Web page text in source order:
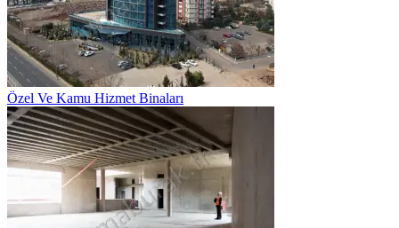
Özel Ve Kamu Hizmet Binaları